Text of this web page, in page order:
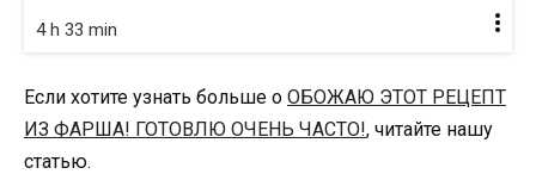
4 h 33 min
Если хотите узнать больше о ОБОЖАЮ ЭТОТ РЕЦЕПТ
ИЗ ФАРША! ГОТОВЛЮ ОЧЕНЬ ЧАСТО!, читайте нашу
статью.